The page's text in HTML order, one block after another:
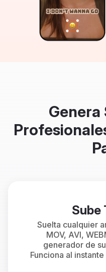
Sube
Suelta cualquier
MOV, AVI,
generador de
Funciona al